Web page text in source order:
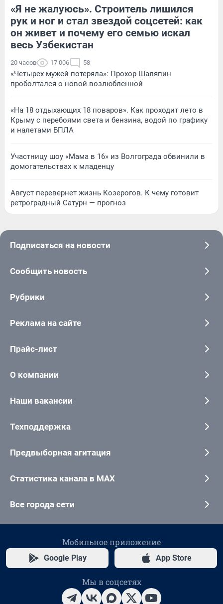
«Я не жалуюсь». Строитель лишился
рук и ног и стал звездой соцсетей: как
он живет и почему его семью искал
весь Узбекистан
20 часов 17 006 58
«Четырех мужей потеряла»: Прохор Шаляпин
проболтался о новой возлюбленной
«На 18 отдыхающих 18 поваров». Как проходит лето в
Крыму с перебоями света и бензина, водой по графику
и налетами БПЛА
Участницу шоу «Мама в 16» из Волгограда обвинили в
домогательствах к младенцу
Август перевернет жизнь Козерогов. К чему готовит
ретроградный Сатурн — прогноз
Подписаться на новости
Сообщить новость
Рубрики
Реклама на сайте
Прайс-лист
О компании
Наши вакансии
Техподдержка
Предвыборная агитация
Статистика канала в MAX
Все города сети
Мобильное приложение
Google Play App Store
Мы в соцсетях